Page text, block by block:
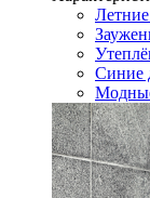
Синие